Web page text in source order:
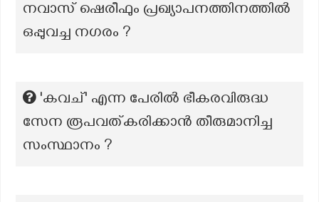
നവാസ് ഷെരീഫും പ്രഖ്യാപനത്തിനത്തിൽ
ഒപ്പുവച്ച നഗരം ?
'കവച്' എന്ന പേരിൽ ഭീകരവിരുദ്ധ
സേന രൂപവത്കരിക്കാൻ തീരുമാനിച്ച
സംസ്ഥാനം ?